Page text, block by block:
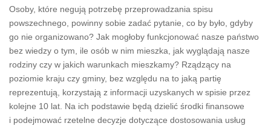
Osoby, które negują potrzebę przeprowadzania spisu
powszechnego, powinny sobie zadać pytanie, co by było, gdyby
go nie organizowano? Jak mogłoby funkcjonować nasze państwo
bez wiedzy o tym, ile osób w nim mieszka, jak wyglądają nasze
rodziny czy w jakich warunkach mieszkamy? Rządzący na
poziomie kraju czy gminy, bez względu na to jaką partię
reprezentują, korzystają z informacji uzyskanych w spisie przez
kolejne 10 lat. Na ich podstawie będą dzielić środki finansowe
i podejmować rzetelne decyzje dotyczące dostosowania usług